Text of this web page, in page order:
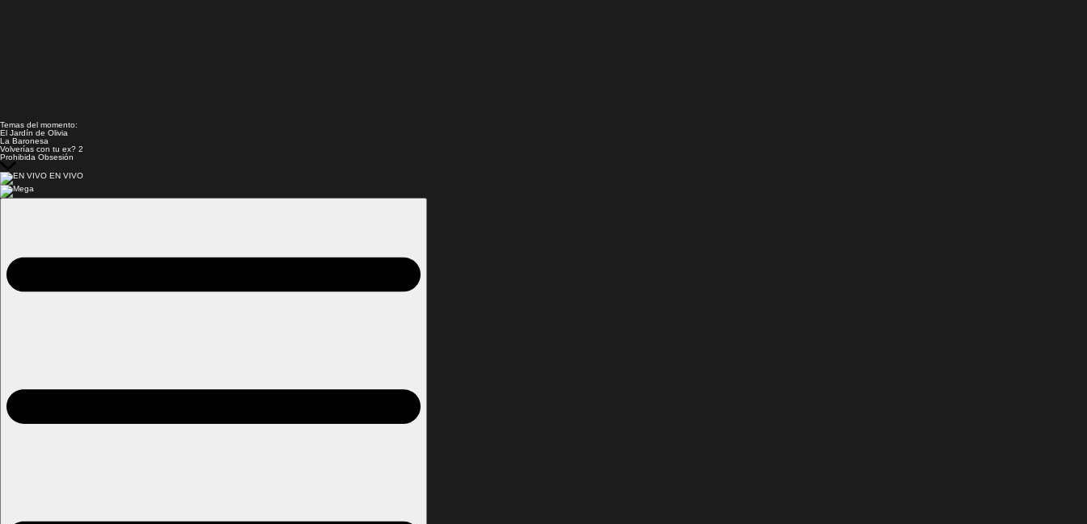
Temas del momento:
El Jardín de Olivia
La Baronesa
Volverías con tu ex? 2
Prohibida Obsesión
EN VIVO